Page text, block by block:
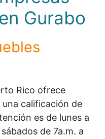
Gurabo
Rico ofrece
calificación de
es de lunes a
de 7a.m. a